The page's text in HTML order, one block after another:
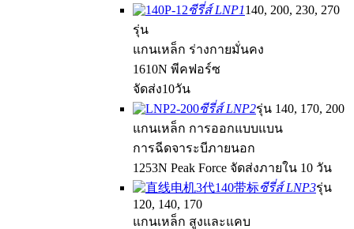
ซีรี่ส์ LNP1140, 200, 230, 270
รุ่น
แกนเหล็ก ร่างกายมั่นคง
1610N พีคฟอร์ซ
จัดส่ง10วัน
ซีรี่ส์ LNP2รุ่น 140, 170, 200
แกนเหล็ก การออกแบบแบน
การฉีดจาระบีภายนอก
1253N Peak Force จัดส่งภายใน 10 วัน
ซีรี่ส์ LNP3รุ่น
120, 140, 170
แกนเหล็ก สูงและแคบ